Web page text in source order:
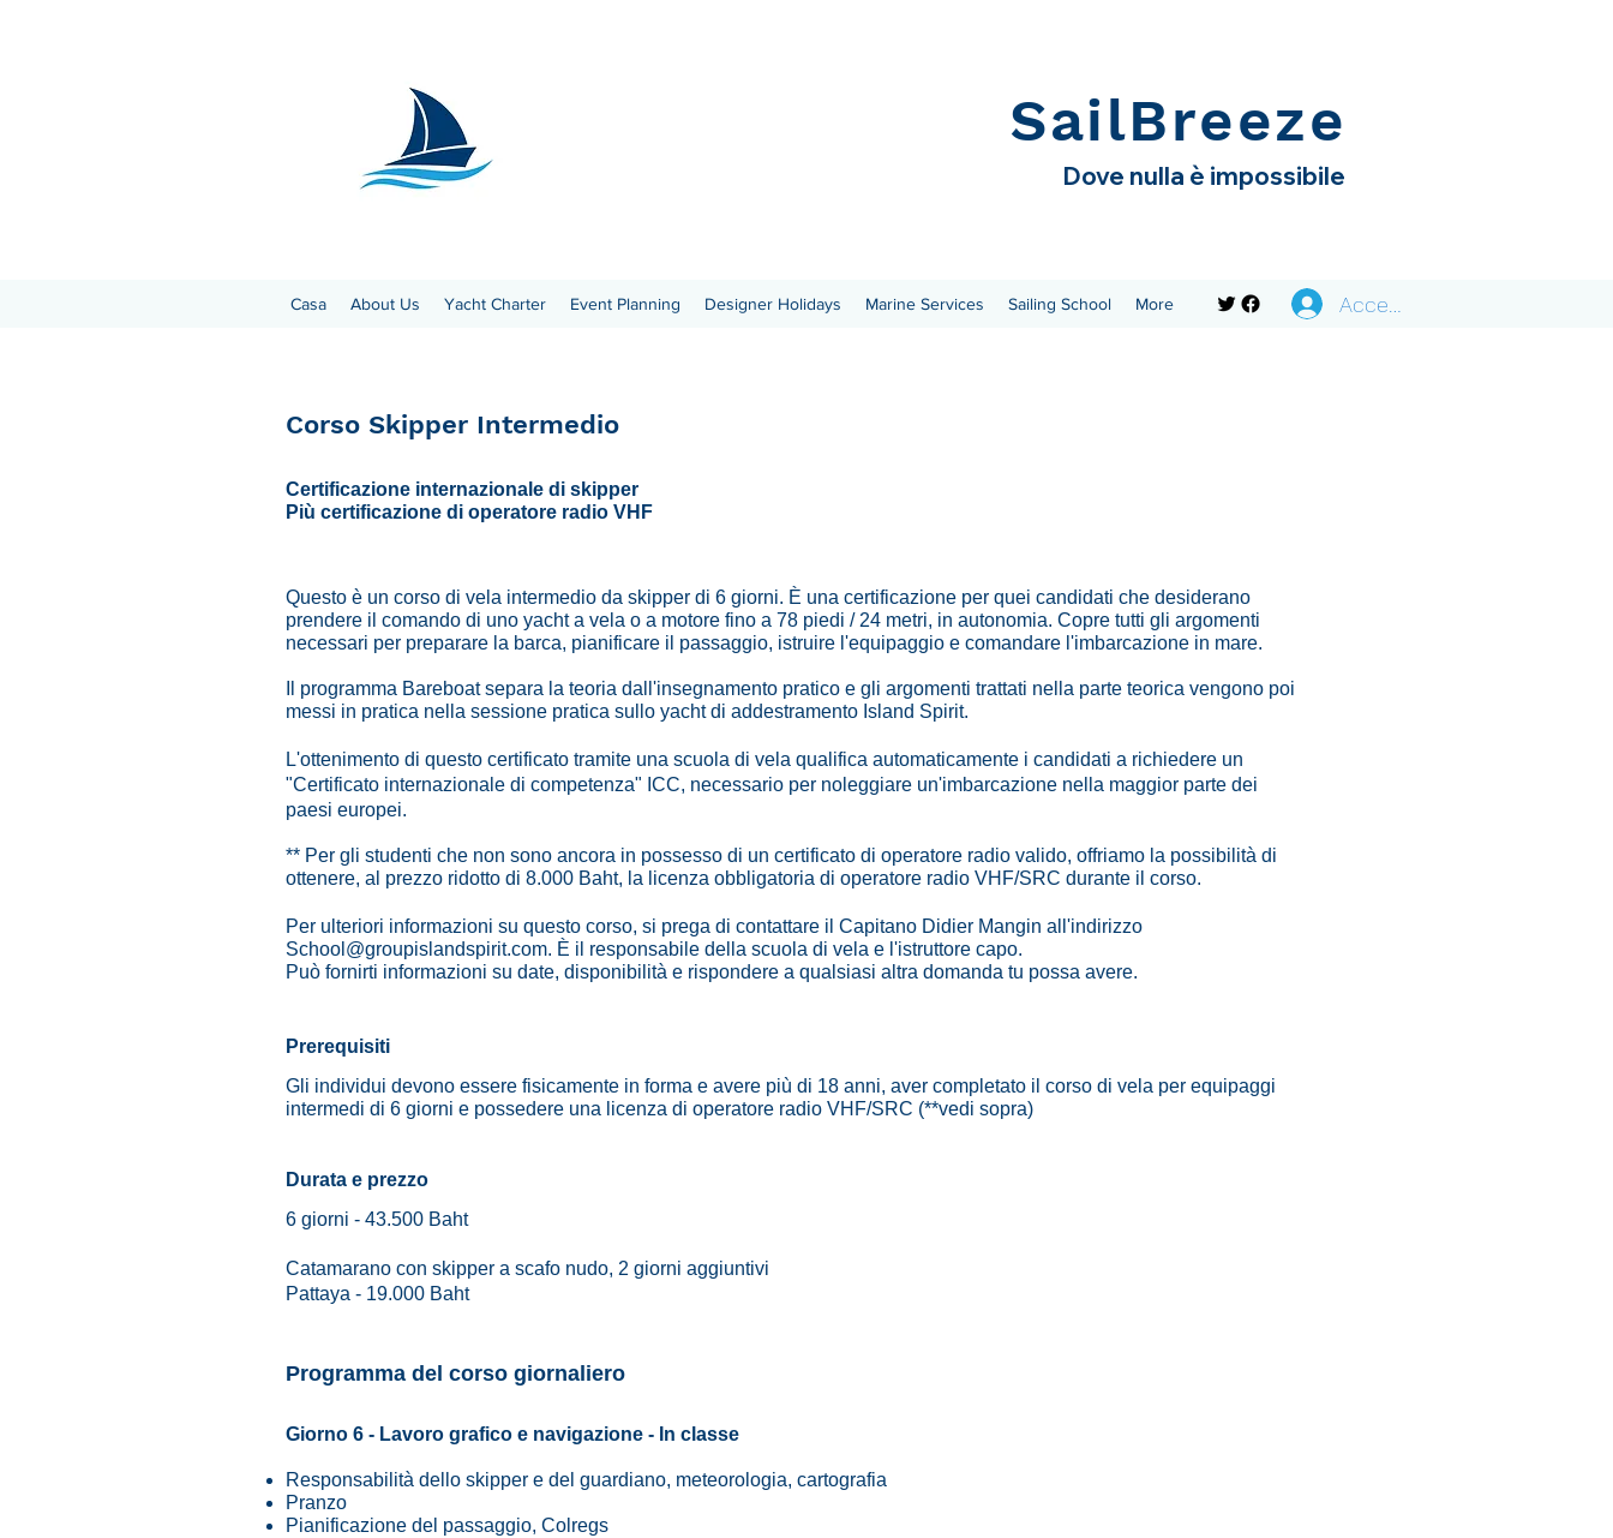
SailBreeze
Dove nulla è impossibile
Casa About Us Yacht Charter Event Planning Designer Holidays Marine Services Sailing School More Accedi
Corso Skipper Intermedio
Certificazione internazionale di skipper
Più certificazione di operatore radio VHF
Questo è un corso di vela intermedio da skipper di 6 giorni. È una certificazione per quei candidati che desiderano
prendere il comando di uno yacht a vela o a motore fino a 78 piedi / 24 metri, in autonomia. Copre tutti gli argomenti
necessari per preparare la barca, pianificare il passaggio, istruire l'equipaggio e comandare l'imbarcazione in mare.
Il programma Bareboat separa la teoria dall'insegnamento pratico e gli argomenti trattati nella parte teorica vengono poi
messi in pratica nella sessione pratica sullo yacht di addestramento Island Spirit.
L'ottenimento di questo certificato tramite una scuola di vela qualifica automaticamente i candidati a richiedere un
"Certificato internazionale di competenza" ICC, necessario per noleggiare un'imbarcazione nella maggior parte dei
paesi europei.
** Per gli studenti che non sono ancora in possesso di un certificato di operatore radio valido, offriamo la possibilità di
ottenere, al prezzo ridotto di 8.000 Baht, la licenza obbligatoria di operatore radio VHF/SRC durante il corso.
Per ulteriori informazioni su questo corso, si prega di contattare il Capitano Didier Mangin all'indirizzo
School@groupislandspirit.com. È il responsabile della scuola di vela e l'istruttore capo.
Può fornirti informazioni su date, disponibilità e rispondere a qualsiasi altra domanda tu possa avere.
Prerequisiti
Gli individui devono essere fisicamente in forma e avere più di 18 anni, aver completato il corso di vela per equipaggi
intermedi di 6 giorni e possedere una licenza di operatore radio VHF/SRC (**vedi sopra)
Durata e prezzo
6 giorni - 43.500 Baht
Catamarano con skipper a scafo nudo, 2 giorni aggiuntivi
Pattaya - 19.000 Baht
Programma del corso giornaliero
Giorno 6 - Lavoro grafico e navigazione - In classe
Responsabilità dello skipper e del guardiano, meteorologia, cartografia
Pranzo
Pianificazione del passaggio, Colregs